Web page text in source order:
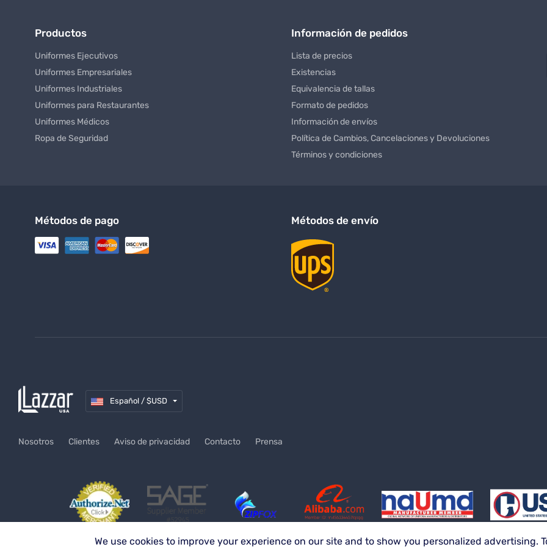
Productos
Uniformes Ejecutivos
Uniformes Empresariales
Uniformes Industriales
Uniformes para Restaurantes
Uniformes Médicos
Ropa de Seguridad
Información de pedidos
Lista de precios
Existencias
Equivalencia de tallas
Formato de pedidos
Información de envíos
Política de Cambios, Cancelaciones y Devoluciones
Términos y condiciones
Métodos de pago Métodos de envío
UNIFORMS FLORIDA
UNIFORMS TEXAS
(210) 990-0198
sales@lazzarusa.com
Español / $USD
Nosotros Clientes Aviso de privacidad Contacto Prensa
We use cookies to improve your experience on our site and to show you personalized advertising.